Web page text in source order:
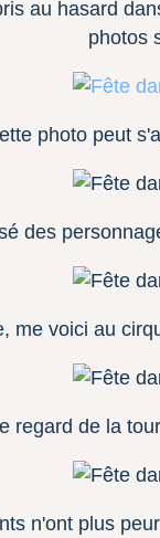
au hasard
photos
photo peut
des
me voici au
regard de la
n'ont plus